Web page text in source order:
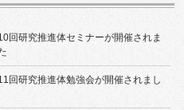
回研究推進体セミナーが開催されま
回研究推進体勉強会が開催されまし